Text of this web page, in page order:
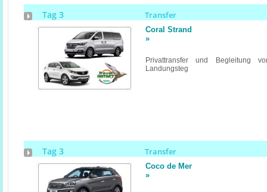
Tag 3 Transfer
Coral Strand
»
Privattransfer und Begleitung
Landungsteg
Tag 3 Transfer
Coco de Mer
»